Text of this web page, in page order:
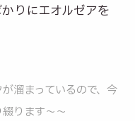
りにエオルゼアを
溜まっているので、今
ります～～